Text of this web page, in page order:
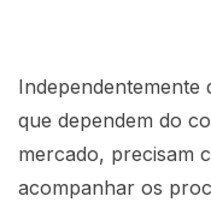
Independentemente
que dependem do
mercado, precisam
acompanhar os